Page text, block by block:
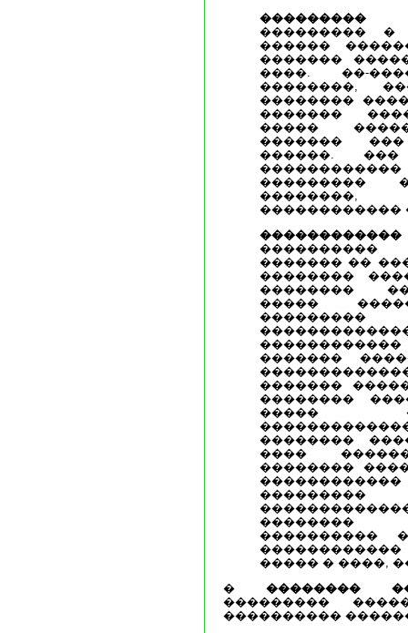
���������
��������� �
������
�������
����. ��-
��������,
��������
�������
�����
�������
������.
���������
������������
����������
������� ��
��������
��������
�����
�������
�������
��������
�����
��������
����
��������
��������
����������
����� � ����,
� ��������
���������
����������